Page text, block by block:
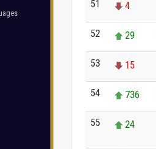
51 4
52 29
53 15
54 736
55 24